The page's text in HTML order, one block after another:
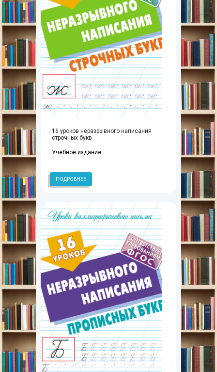
16 уроков неразрывного написания
строчных букв
Учебное издание
ПОДРОБНЕЕ